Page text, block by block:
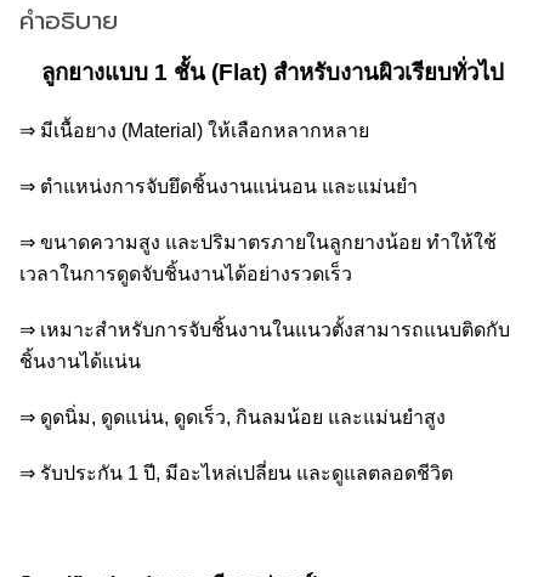
คำอธิบาย
ลูกยางแบบ 1 ชั้น (Flat) สำหรับงานผิวเรียบทั่วไป
⇒ มีเนื้อยาง (Material) ให้เลือกหลากหลาย
⇒ ตำแหน่งการจับยึดชิ้นงานแน่นอน และแม่นยำ
⇒ ขนาดความสูง และปริมาตรภายในลูกยางน้อย ทำให้ใช้
เวลาในการดูดจับชิ้นงานได้อย่างรวดเร็ว
⇒ เหมาะสำหรับการจับชิ้นงานในแนวตั้งสามารถแนบติดกับ
ชิ้นงานได้แน่น
⇒ ดูดนิ่ม, ดูดแน่น, ดูดเร็ว, กินลมน้อย และแม่นยำสูง
⇒ รับประกัน 1 ปี, มีอะไหล่เปลี่ยน และดูแลตลอดชีวิต